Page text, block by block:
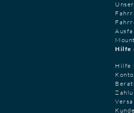
Hilfe
Hilfe
Konto